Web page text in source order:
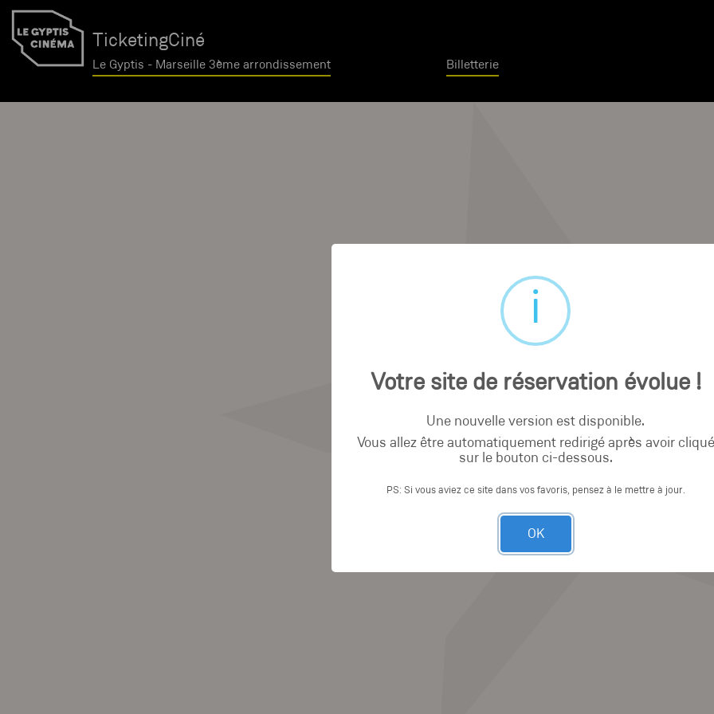
TicketingCiné
Le Gyptis - Marseille 3ème arrondissement Billetterie
Votre site de réservation évolue !
Une nouvelle version est disponible.
Vous allez être automatiquement redirigé après avoir cliqué
sur le bouton ci-dessous.
PS: Si vous aviez ce site dans vos favoris, pensez à le mettre à jour.
OK